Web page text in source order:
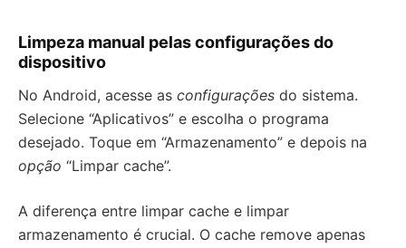
Limpeza manual pelas configurações do
dispositivo
No Android, acesse as configurações do sistema.
Selecione “Aplicativos” e escolha o programa
desejado. Toque em “Armazenamento” e depois na
opção “Limpar cache”.
A diferença entre limpar cache e limpar
armazenamento é crucial. O cache remove apenas